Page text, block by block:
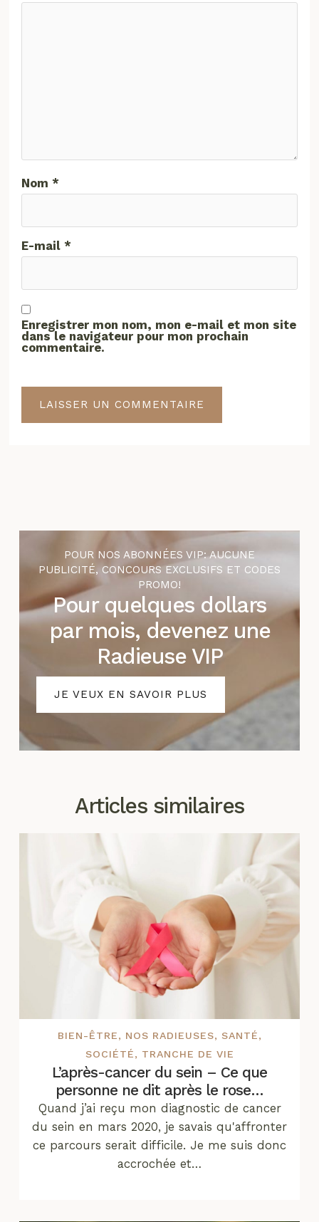
Nom*
E-mail*
Enregistrer mon nom, mon e-mail et mon site
dans le navigateur pour mon prochain
commentaire.
POUR NOS ABONNÉES VIP: AUCUNE
PUBLICITÉ, CONCOURS EXCLUSIFS ET CODES
PROMO!
Pour quelques dollars
par mois, devenez une
Radieuse VIP
JE VEUX EN SAVOIR PLUS
Articles similaires
BIEN-ÊTRE, NOS RADIEUSES, SANTÉ,
SOCIÉTÉ, TRANCHE DE VIE
L’après-cancer du sein – Ce que
personne ne dit après le rose…
Quand j’ai reçu mon diagnostic de cancer
du sein en mars 2020, je savais qu'affronter
ce parcours serait difficile. Je me suis donc
accrochée et…